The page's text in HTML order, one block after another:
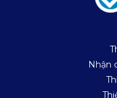
Nhận